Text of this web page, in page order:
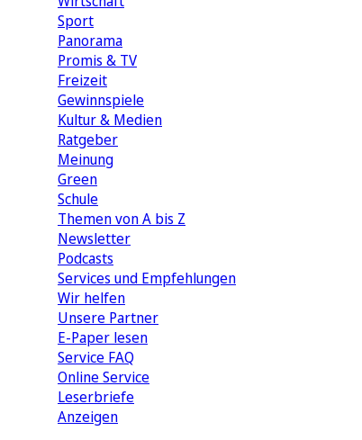
Sport
Panorama
Promis & TV
Freizeit
Gewinnspiele
Kultur & Medien
Ratgeber
Meinung
Green
Schule
Themen von A bis Z
Newsletter
Podcasts
Services und Empfehlungen
Wir helfen
Unsere Partner
E-Paper lesen
Service FAQ
Online Service
Leserbriefe
Anzeigen